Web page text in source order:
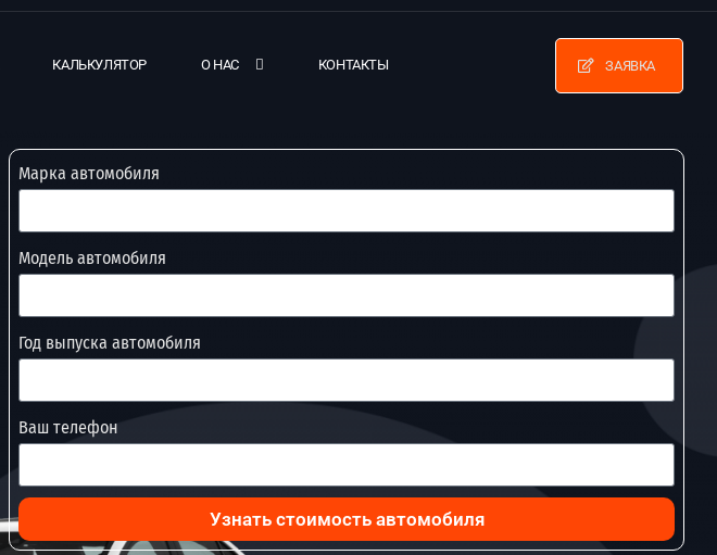
КАЛЬКУЛЯТОР О НАС КОНТАКТЫ ЗАЯВКА
Марка автомобиля
Модель автомобиля
Год выпуска автомобиля
Ваш телефон
Узнать стоимость автомобиля